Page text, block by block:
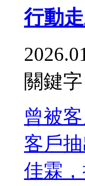
行動
關鍵字
曾被
客戶
佳霖